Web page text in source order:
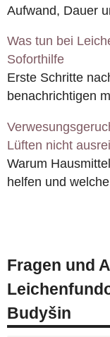
Aufwand, Dauer
Was tun bei
Soforthilfe
Erste Schritte
benachrichtigen
Lüften nicht
Warum
helfen und
Fragen und
Budyšin